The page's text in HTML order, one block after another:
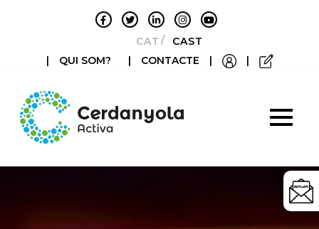
CATALÀCASTELLANO
|
QUI SOM? | CONTACTE | |